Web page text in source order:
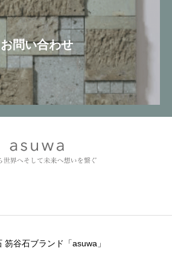
お問い合わせ
笏谷石ブランド「asuwa」